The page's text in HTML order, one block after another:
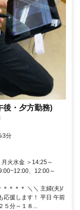
後・夕方勤務)
3分
火水金 ＞14:25～
、12:00～
＊＊＊ ＼＼ 主婦(夫)/
応援します！ 平日 午前
５分～１８...